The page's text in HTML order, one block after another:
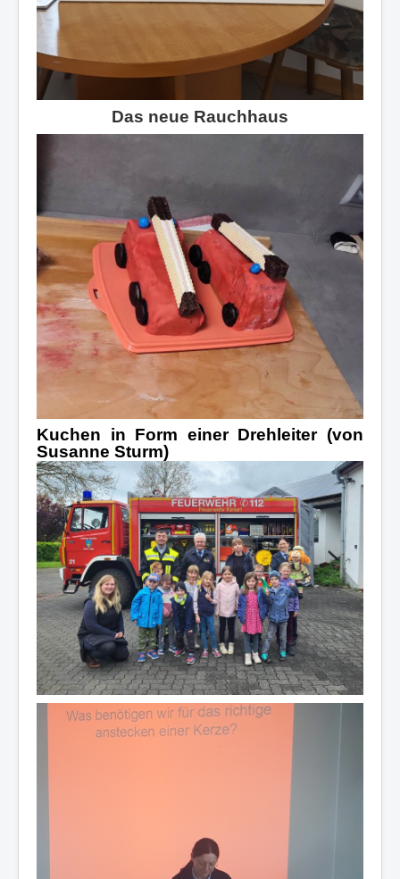
Das neue Rauchhaus
Kuchen in Form einer Drehleiter (von
Susanne Sturm)